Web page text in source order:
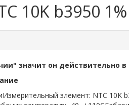
10K b3950
значит он действительно
элемент: NTC 10K